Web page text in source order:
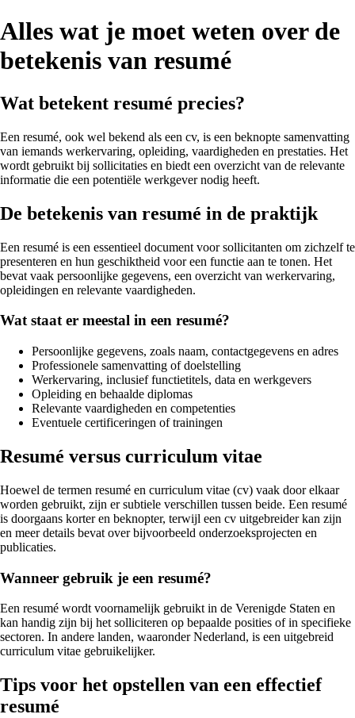
Alles wat je moet weten over de
betekenis van resumé
Wat betekent resumé precies?
Een resumé, ook wel bekend als een cv, is een beknopte samenvatting
van iemands werkervaring, opleiding, vaardigheden en prestaties. Het
wordt gebruikt bij sollicitaties en biedt een overzicht van de relevante
informatie die een potentiële werkgever nodig heeft.
De betekenis van resumé in de praktijk
Een resumé is een essentieel document voor sollicitanten om zichzelf te
presenteren en hun geschiktheid voor een functie aan te tonen. Het
bevat vaak persoonlijke gegevens, een overzicht van werkervaring,
opleidingen en relevante vaardigheden.
Wat staat er meestal in een resumé?
Persoonlijke gegevens, zoals naam, contactgegevens en adres
Professionele samenvatting of doelstelling
Werkervaring, inclusief functietitels, data en werkgevers
Opleiding en behaalde diplomas
Relevante vaardigheden en competenties
Eventuele certificeringen of trainingen
Resumé versus curriculum vitae
Hoewel de termen resumé en curriculum vitae (cv) vaak door elkaar
worden gebruikt, zijn er subtiele verschillen tussen beide. Een resumé
is doorgaans korter en beknopter, terwijl een cv uitgebreider kan zijn
en meer details bevat over bijvoorbeeld onderzoeksprojecten en
publicaties.
Wanneer gebruik je een resumé?
Een resumé wordt voornamelijk gebruikt in de Verenigde Staten en
kan handig zijn bij het solliciteren op bepaalde posities of in specifieke
sectoren. In andere landen, waaronder Nederland, is een uitgebreid
curriculum vitae gebruikelijker.
Tips voor het opstellen van een effectief
resumé